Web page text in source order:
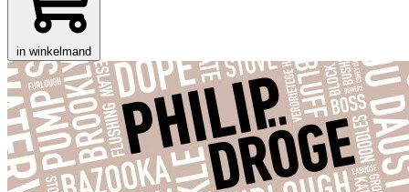
in winkelmand